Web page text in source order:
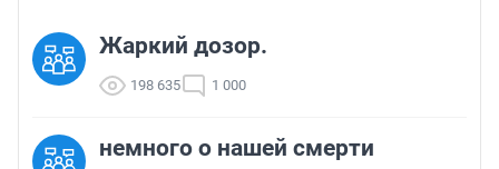
Жаркий дозор.
198 635 1 000
немного о нашей смерти